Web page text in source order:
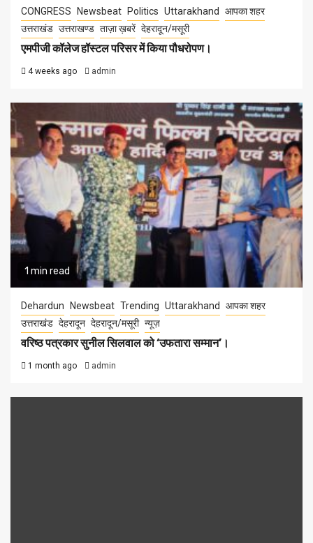
CONGRESS Newsbeat Politics Uttarakhand
आपका शहर
उत्तराखंड उत्तराखण्ड ताज़ा ख़बरें देहरादून/मसूरी
एमपीजी कॉलेज हॉस्टल परिसर में किया पौधरोपण।
4 weeks ago admin
1 min read
Dehardun Newsbeat Trending Uttarakhand
आपका शहर
उत्तराखंड देहरादून देहरादून/मसूरी न्यूज़
वरिष्ठ पत्रकार सुनील सिलवाल को ‘उफतारा सम्मान’।
1 month ago admin